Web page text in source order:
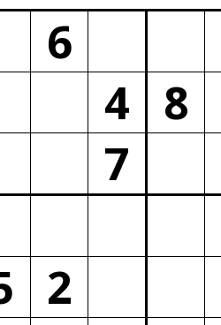
6
4
8
7
2